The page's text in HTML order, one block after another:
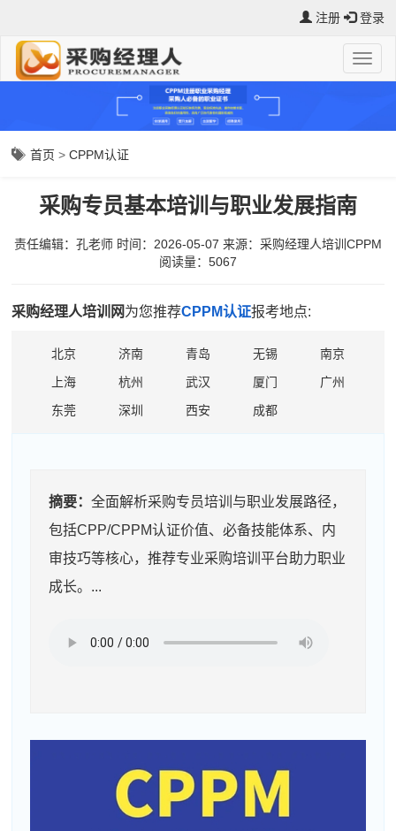
注册 登录
首页 >CPPM认证
采购专员基本培训与职业发展指南
责任编辑：孔老师 时间：2026-05-07 来源： 采购经理人培训CPPM
阅读量：5067
采购经理人培训网为您推荐CPPM认证报考地点:
北京 济南 青岛 无锡
南京
上海
杭州 武汉 厦门
广州
东莞
深圳 西安 成都
摘要：全面解析采购专员培训与职业发展路径，
包括CPP/CPPM认证价值、必备技能体系、内
审技巧等核心，推荐专业采购培训平台助力职业
成长。...